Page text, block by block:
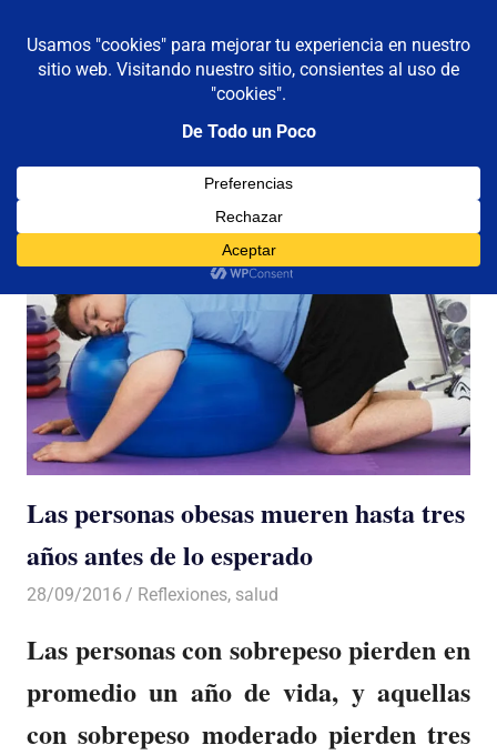
contenido
De todo un poco
Reflexiones,
Viajes
MENÚ
Las personas obesas mueren hasta tres
años antes de lo esperado
28/09/2016 Luis Castellanos
Reflexiones, salud
Las personas con sobrepeso pierden en
promedio un año de vida, y aquellas
con sobrepeso moderado pierden tres